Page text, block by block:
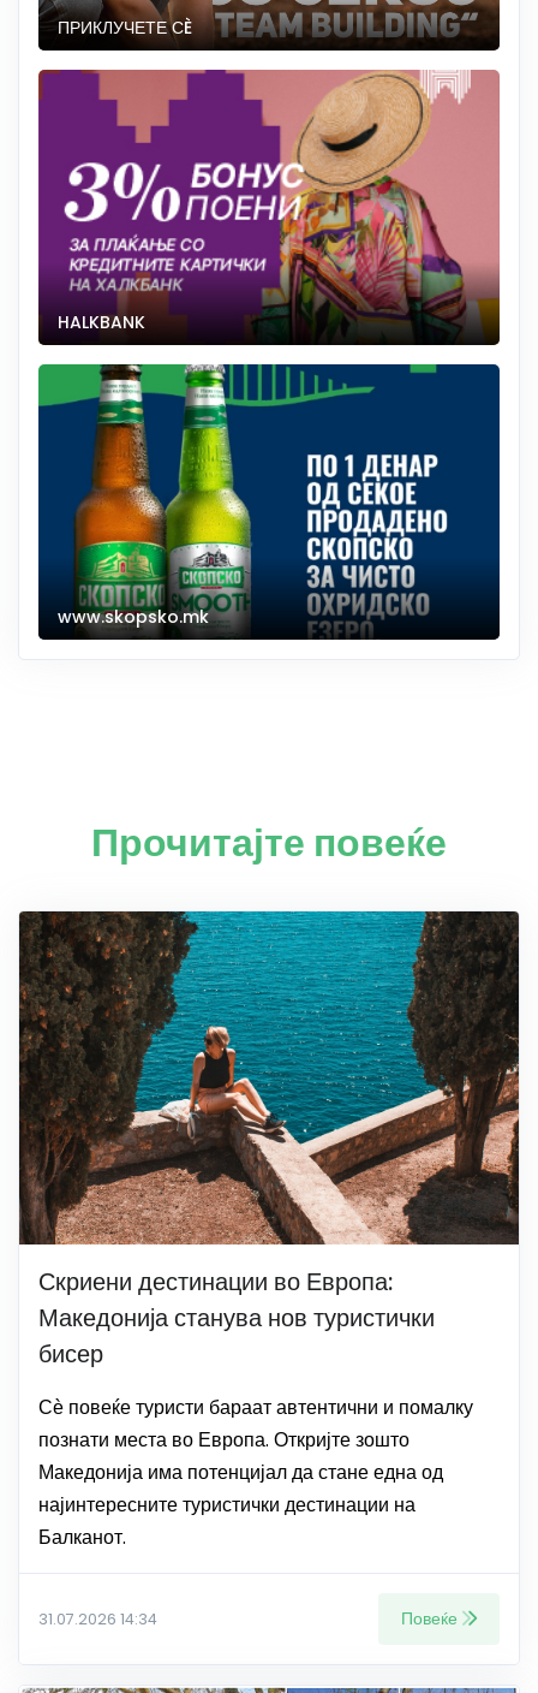
ПРИКЛУЧЕТЕ СÈ
HALKBANK
www.skopsko.mk
Прочитајте повеќе
Скриени дестинации во Европа:
Македонија станува нов туристички
бисер
Сѐ повеќе туристи бараат автентични и помалку
познати места во Европа. Откријте зошто
Македонија има потенцијал да стане една од
најинтересните туристички дестинации на
Балканот.
31.07.2026 14:34 Повеќе